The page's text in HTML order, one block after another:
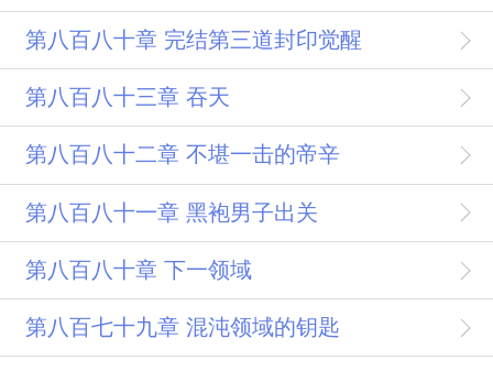
第八百八十章 完结第三道封印觉醒
第八百八十三章 吞天
第八百八十二章 不堪一击的帝辛
第八百八十一章 黑袍男子出关
第八百八十章 下一领域
第八百七十九章 混沌领域的钥匙